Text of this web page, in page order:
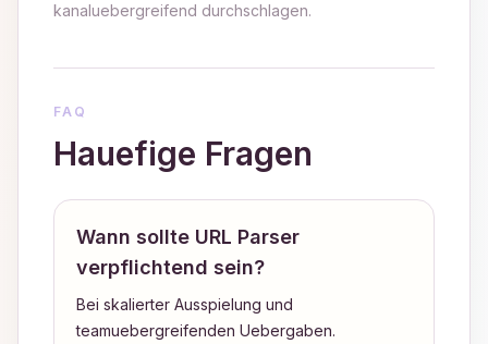
kanaluebergreifend durchschlagen.
FAQ
Hauefige Fragen
Wann sollte URL Parser
verpflichtend sein?
Bei skalierter Ausspielung und
teamuebergreifenden Uebergaben.